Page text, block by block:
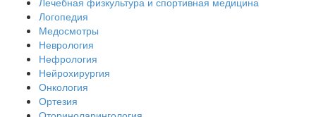
Логопедия
Медосмотры
Неврология
Нефрология
Нейрохирургия
Онкология
Ортезия